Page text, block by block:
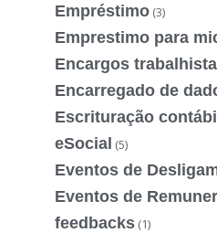
Empréstimo (3)
Emprestimo para
Encargos
Encarregado de
Escrituração
eSocial (5)
Eventos de
Eventos de
feedbacks (1)